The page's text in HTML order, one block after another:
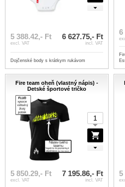
5 388.42,- Ft
excl. VAT
6 627.75,- Ft
incl. VAT
Dojčenské body s krátkym rukávom
6
Fire team oheň (vlastný nápis) -
Detské športové tričko
5 850.29,- Ft
excl. VAT
7 195.86,- Ft
incl. VAT
5